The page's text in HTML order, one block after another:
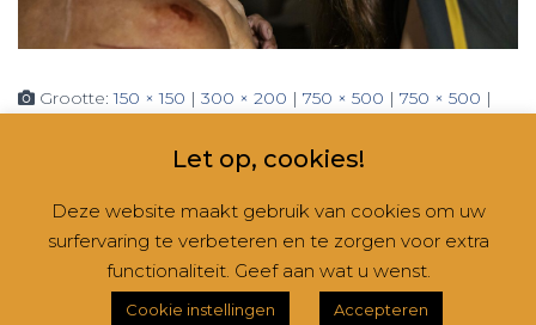
Grootte:150 × 150 | 300 × 200 | 750 × 500 | 750 × 500 |
CONTACT NIEUWSBRIEVEN RUBRIEKEN
Hestia | Ontwikkeld doorThemeIsle
Let op, cookies!
Deze website maakt gebruik van cookies om uw
surfervaring te verbeteren en te zorgen voor extra
functionaliteit. Geef aan wat u wenst.
Cookie instellingen Accepteren